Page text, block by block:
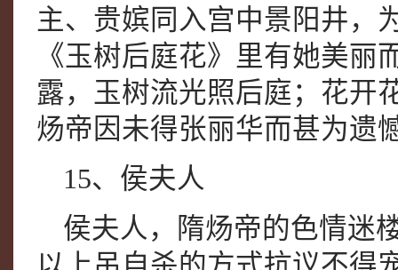
主、贵嫔同入宫中景阳井，
《玉树后庭花》里有她美
露，玉树流光照后庭；花开
炀帝因未得张丽华而甚为遗
15、侯夫人
侯夫人，隋炀帝的色情迷